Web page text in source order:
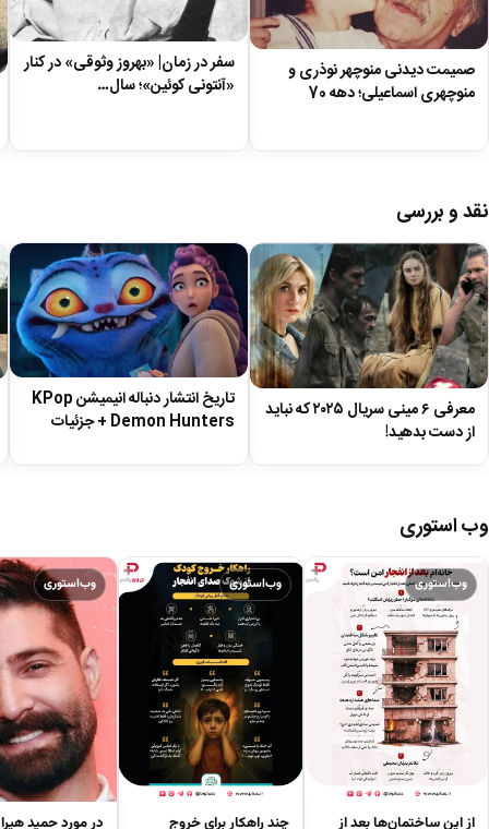
صمیمت دیدنی منوچهر نوذری و
منوچهری اسماعیلی؛ دهه 70
سفر در زمان| «بهروز وثوقی» در کنار
«آنتونی کوئین»؛ سال…
نقد و بررسی
معرفی ۶ مینی سریال ۲۰۲۵ که نباید
از دست بدهید!
تاریخ انتشار دنباله‌ انیمیشن KPop
Demon Hunters + جزئیات
وب استوری
وب‌استوری
از این ساختمان‌ها بعد از
وب‌استوری
چند راهکار برای خروج
وب‌استوری
در مورد حمید